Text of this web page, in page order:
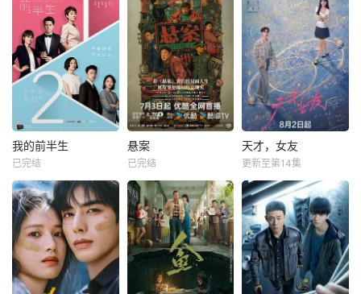
我的前半生
已完结
悬案
已完结
天才，女友
更新至第14集